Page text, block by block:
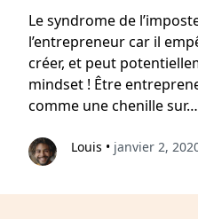
Le syndrome de
l’entrepreneur car il
créer, et peut
mindset ! Être
comme une chenille sur…
Louis • janvier 2,